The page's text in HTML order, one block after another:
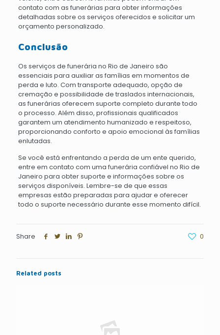
contato com as funerárias para obter informações
detalhadas sobre os serviços oferecidos e solicitar um
orçamento personalizado.
Conclusão
Os serviços de funerária no Rio de Janeiro são
essenciais para auxiliar as famílias em momentos de
perda e luto. Com transporte adequado, opção de
cremação e possibilidade de traslados internacionais,
as funerárias oferecem suporte completo durante todo
o processo. Além disso, profissionais qualificados
garantem um atendimento humanizado e respeitoso,
proporcionando conforto e apoio emocional às famílias
enlutadas.
Se você está enfrentando a perda de um ente querido,
entre em contato com uma funerária confiável no Rio de
Janeiro para obter suporte e informações sobre os
serviços disponíveis. Lembre-se de que essas
empresas estão preparadas para ajudar e oferecer
todo o suporte necessário durante esse momento difícil.
Share 0
Related posts